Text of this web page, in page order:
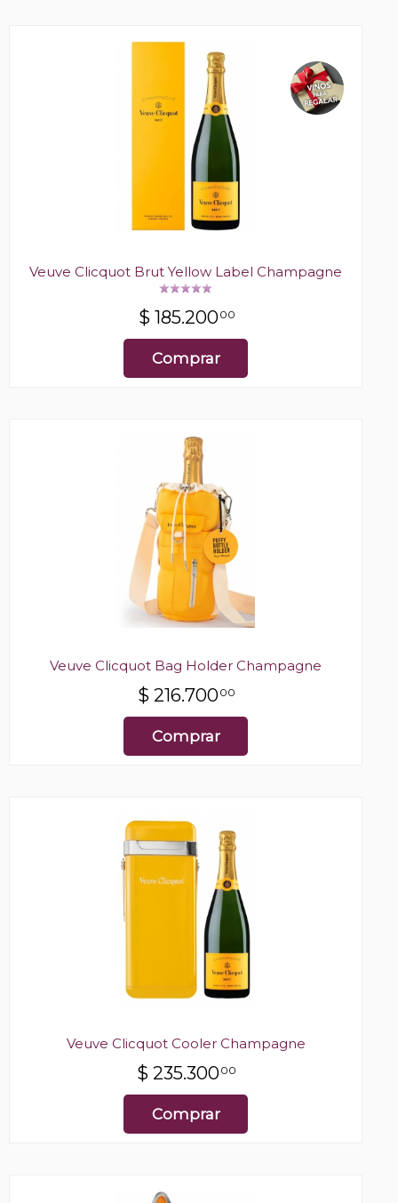
Veuve Clicquot Brut Yellow Label Champagne
$ 185.20000
Comprar
Veuve Clicquot Bag Holder Champagne
$ 216.70000
Comprar
Veuve Clicquot Cooler Champagne
$ 235.30000
Comprar